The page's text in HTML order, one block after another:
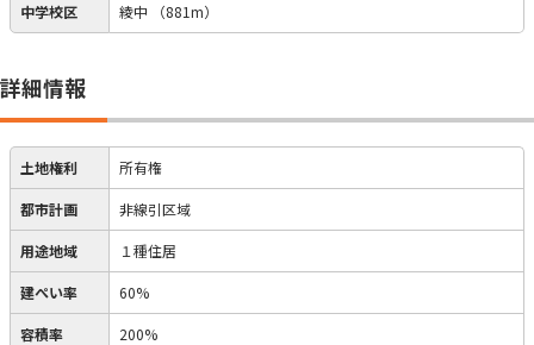
中学校区 綾中 （881m）
詳細情報
土地権利 所有権
都市計画 非線引区域
用途地域 １種住居
建ぺい率 60%
容積率 200%